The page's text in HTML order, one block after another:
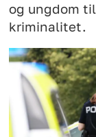
og ungdom
kriminalitet.